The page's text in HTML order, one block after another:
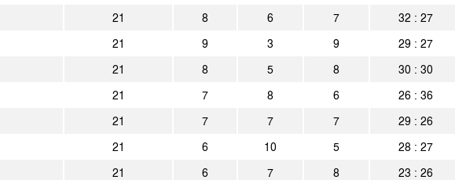
1. FC Düren 0:2 Alemannia Aachen
Alemannia Aachen 1:2 Bonner SC
Alemannia Aachen 3:1 Fortuna Köln
21 8 6 7 32 : 27
21 9 3 9 29 : 27
21 8 5 8 30 : 30
21 7 8 6 26 : 36
21 7 7 7 29 : 26
21 6 10 5 28 : 27
21 6 7 8 23 : 26